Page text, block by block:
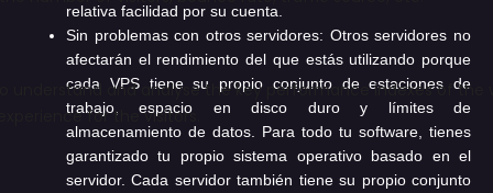
relativa facilidad por su cuenta.
Sin problemas con otros servidores: Otros servidores no
afectarán el rendimiento del que estás utilizando porque
cada VPS tiene su propio conjunto de estaciones de
trabajo, espacio en disco duro y límites de
almacenamiento de datos. Para todo tu software, tienes
garantizado tu propio sistema operativo basado en el
servidor. Cada servidor también tiene su propio conjunto